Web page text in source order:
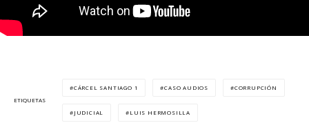
ETIQUETAS
CÁRCEL SANTIAGO 1 CASO AUDIOS CORRUPCIÓN
JUDICIAL LUIS HERMOSILLA